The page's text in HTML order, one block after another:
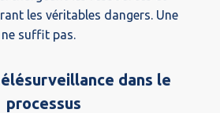
les véritables dangers. Une
suffit pas.
dans le
processus